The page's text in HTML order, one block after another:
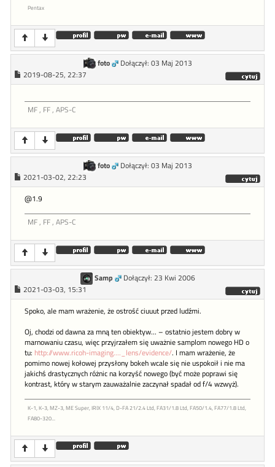
Pentax
foto
Dołączył: 03 Maj 2013
2019-08-25, 22:37
MF , FF , APS-C
foto
Dołączył: 03 Maj 2013
2021-03-02, 22:23
@1.9
MF , FF , APS-C
Samp
Dołączył: 23 Kwi 2006
2021-03-03, 15:31
Spoko, ale mam wrażenie, że ostrość ciuuut przed ludźmi.
Oj, chodzi od dawna za mną ten obiektyw... – ostatnio jestem dobry w
marnowaniu czasu, więc przyjrzałem się uważnie samplom nowego HD o
tu: http://www.ricoh-imaging...._lens/evidence/. I mam wrażenie, że
pomimo nowej kołowej przysłony bokeh wcale się nie uspokoił i nie ma
jakichś drastycznych różnic na korzyść nowego (być może poprawi się
kontrast, który w starym zauważalnie zaczynał spadał od f/4 wzwyż).
K-1, K-3, MZ-3, ME Super, IRIX 11/4, D-FA 21/2.4 Ltd, FA31/1.8 Ltd, FA50/1.4, FA77/1.8 Ltd,
FA80-320...